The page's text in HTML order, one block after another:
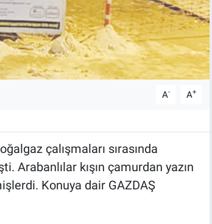
A- A+
çalışmaları sırasında
Arabanlılar kışın çamurdan yazın
Konuya dair GAZDAŞ